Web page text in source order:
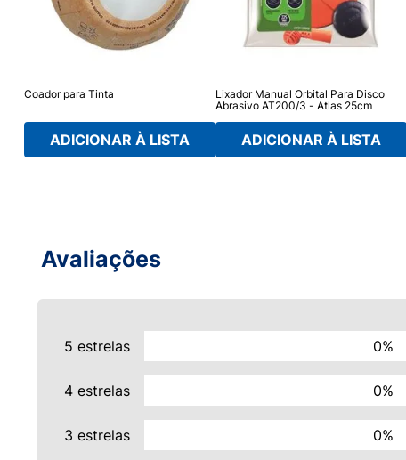
Coador para Tinta
ADICIONAR À LISTA
Lixador Manual Orbital Para Disco
Abrasivo AT200/3 - Atlas 25cm
ADICIONAR À LISTA
Avaliações
5 estrelas 0%
4 estrelas 0%
3 estrelas 0%